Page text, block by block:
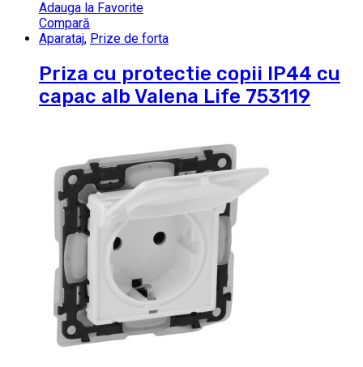
Adauga la Favorite
Compară
Aparataj, Prize de forta
Priza cu protectie copii IP44 cu
capac alb Valena Life 753119